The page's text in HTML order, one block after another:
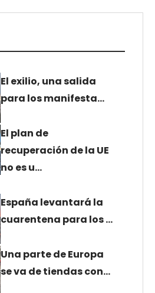
El exilio, una salida
para los manifesta…
El plan de
recuperación de la UE
no es u…
España levantará la
cuarentena para los …
Una parte de Europa
se va de tiendas con…